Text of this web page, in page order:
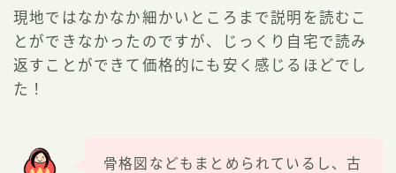
現地ではなかなか細かいところまで説明を読むこ
とができなかったのですが、じっくり自宅で読み
返すことができて価格的にも安く感じるほどでし
た！
骨格図などもまとめられているし、古